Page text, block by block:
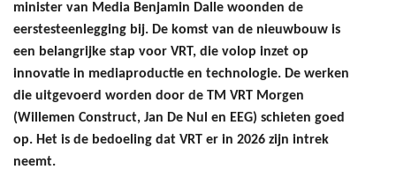
minister van Media Benjamin Dalle woonden de
eerstesteenlegging bij. De komst van de nieuwbouw is
een belangrijke stap voor VRT, die volop inzet op
innovatie in mediaproductie en technologie. De werken
die uitgevoerd worden door de TM VRT Morgen
(Willemen Construct, Jan De Nul en EEG) schieten goed
op. Het is de bedoeling dat VRT er in 2026 zijn intrek
neemt.